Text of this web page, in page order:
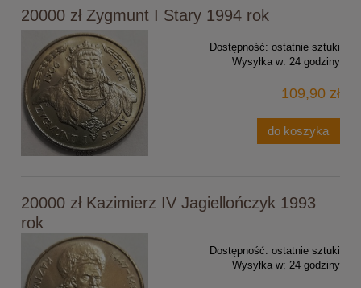
20000 zł Zygmunt I Stary 1994 rok
Dostępność: ostatnie sztuki
Wysyłka w: 24 godziny
109,90 zł
do koszyka
20000 zł Kazimierz IV Jagiellończyk 1993
rok
Dostępność: ostatnie sztuki
Wysyłka w: 24 godziny